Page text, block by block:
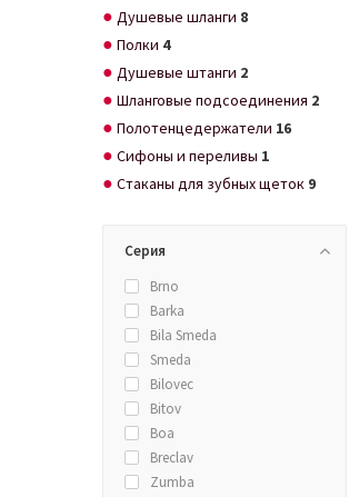
Душевые шланги 8
Полки 4
Душевые штанги 2
Шланговые подсоединения 2
Полотенцедержатели 16
Сифоны и переливы 1
Стаканы для зубных щеток 9
Серия
Brno
Barka
Bila Smeda
Smeda
Bilovec
Bitov
Boa
Breclav
Zumba